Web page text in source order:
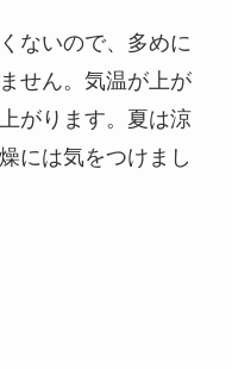
ないので、多めに
せん。気温が上が
がります。夏は涼
には気をつけまし